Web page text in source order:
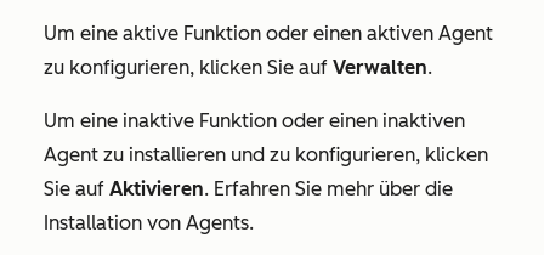
Um eine aktive Funktion oder einen aktiven Agent
zu konfigurieren, klicken Sie auf Verwalten.
Um eine inaktive Funktion oder einen inaktiven
Agent zu installieren und zu konfigurieren, klicken
Sie auf Aktivieren. Erfahren Sie mehr über die
Installation von Agents.